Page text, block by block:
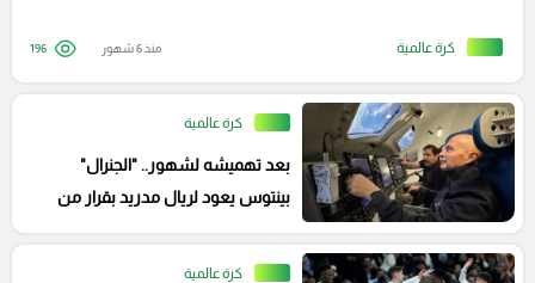
كرة عالمية منذ 6 شهور 196
كرة عالمية
بعد تهميشه لشهور.. "الجنرال"
بينتوس يعود لريال مدريد بقرار من
كرة عالمية